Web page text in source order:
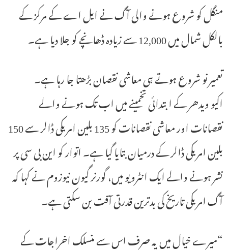
منگل کو شروع ہونے والی آگ نے ایل اے کے مرکز کے
بالکل شمال میں 12,000 سے زیادہ ڈھانچے کو جلا دیا ہے۔
تعمیر نو شروع ہوتے ہی معاشی نقصان بڑھتا جا رہا ہے۔
اکیو ویدھر کے ابتدائی تخمینے میں اب تک ہونے والے
نقصانات اور معاشی نقصانات کو 135 بلین امریکی ڈالر سے 150
بلین امریکی ڈالر کے درمیان بتایا گیا ہے۔ اتوار کو این بی سی پر
نشر ہونے والے ایک انٹرویو میں، گورنر گیون نیوزوم نے کہا کہ
آگ امریکی تاریخ کی بدترین قدرتی آفت بن سکتی ہے۔
“میرے خیال میں یہ صرف اس سے منسلک اخراجات کے